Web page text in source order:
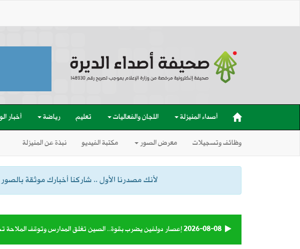
أصداء المنيزلة اللجان والفعاليات تعليم رياضة أخبار
وظائف وتسجيلات معرض الصور مكتبة الفيديو نبذة عن المنيزلة
لأنك مصدرنا الأول .. شاركنا أخبارك موثقة بالصور ..